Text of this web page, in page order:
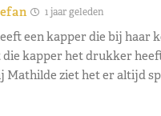
1 jaar geleden
een kapper die bij haar
die kapper het drukker
Mathilde ziet het er altijd